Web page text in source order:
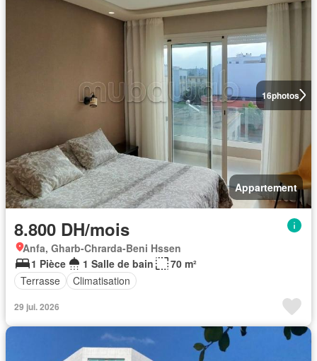
16photos
Appartement
8.800 DH/mois
Anfa, Gharb-Chrarda-Beni Hssen
1 Pièce
1 Salle de bain
70 m²
Terrasse
Climatisation
29 jui. 2026